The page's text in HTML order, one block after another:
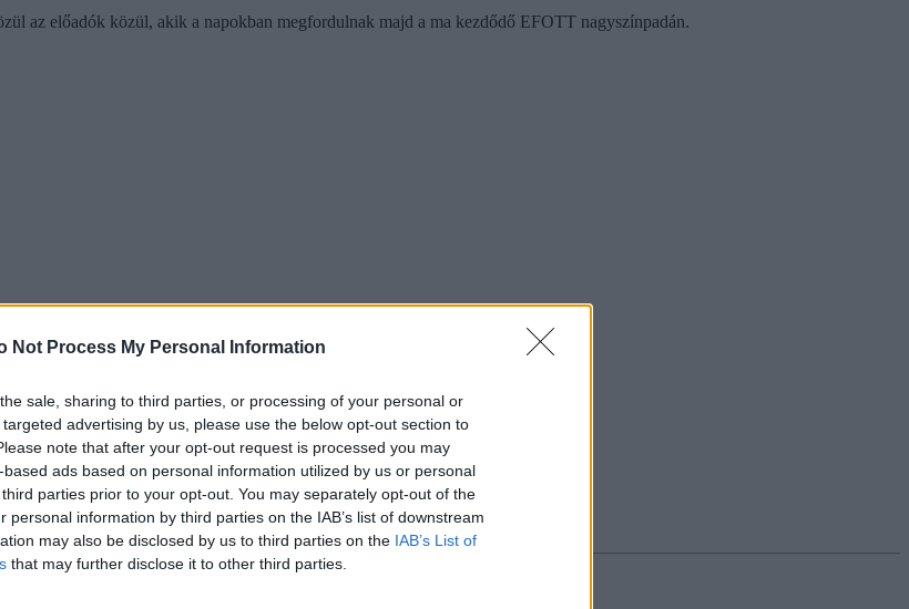
Not Process My Personal Information
sale, sharing to third parties, or processing of your personal or
advertising by us, please use the below opt-out section to
note that after your opt-out request is processed you may
ads based on personal information utilized by us or personal
parties prior to your opt-out. You may separately opt-out of the
personal information by third parties on the IAB’s list of downstream
may also be disclosed by us to third parties on the IAB’s List of
that may further disclose it to other third parties.
az előadók közül, akik a napokban megfordulnak majd a ma kezdődő EFOTT nagyszínpadán.